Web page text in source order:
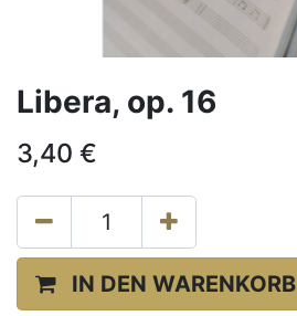
Libera, op. 16
3,40 €
IN DEN WARENKORB